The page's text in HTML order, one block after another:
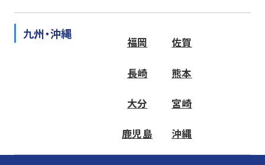
九州・沖縄
福岡 佐賀
長崎 熊本
大分 宮崎
鹿児島 沖縄